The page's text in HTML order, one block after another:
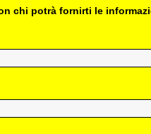
chi potrà fornirti le